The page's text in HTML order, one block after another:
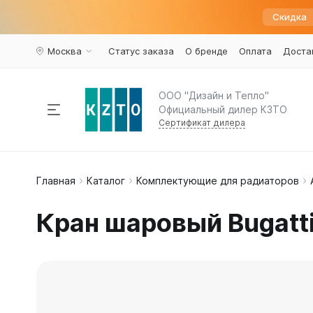
Скидка
Москва Статус заказа О бренде Оплата
ООО "Дизайн и Тепло"
Официальный дилер КЗТО
Сертификат дилера
Радиаторы отопления
Комплектующие
По
Элегант
Элегант
Вентили
Главная Каталог Комплектующие для радиаторов
Кран шаровый